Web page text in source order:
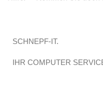
SCHNEPF-IT.
IHR COMPUTER